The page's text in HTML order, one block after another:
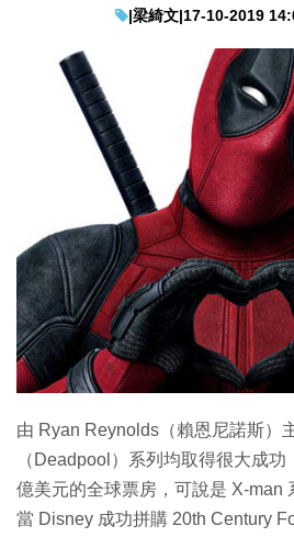
教學評測
EduTech
生成式AI與雲端應用
Enterprise Digital Transformation
特集
|梁綺文|17-10-2019
由 Ryan Reynolds（賴恩尼諾斯）
（Deadpool）系列均取得很大成
億美元的全球票房，可說是 X-man
當 Disney 成功拼購 20th Century